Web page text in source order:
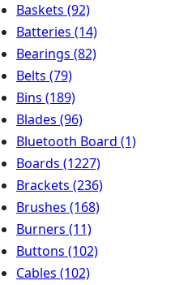
Baskets (92)
Batteries (14)
Bearings (82)
Belts (79)
Bins (189)
Blades (96)
Bluetooth Board (1)
Boards (1227)
Brackets (236)
Brushes (168)
Burners (11)
Buttons (102)
Cables (102)